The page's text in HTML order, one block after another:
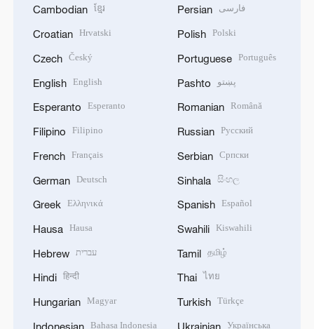
Cambodian ខ្មែរ
Croatian Hrvatski
Czech Český
English English
Esperanto Esperanto
Filipino Filipino
French Français
German Deutsch
Greek Ελληνικά
Hausa Hausa
Hebrew עברית
Hindi हिन्दी
Hungarian Magyar
Indonesian Bahasa Indonesia
Persian فارسی
Polish Polski
Portuguese Português
Pashto پښتو
Romanian Română
Russian Русский
Serbian Српски
Sinhala සිංහල
Spanish Español
Swahili Kiswahili
Tamil தமிழ்
Thai ไทย
Turkish Türkçe
Ukrainian Українська